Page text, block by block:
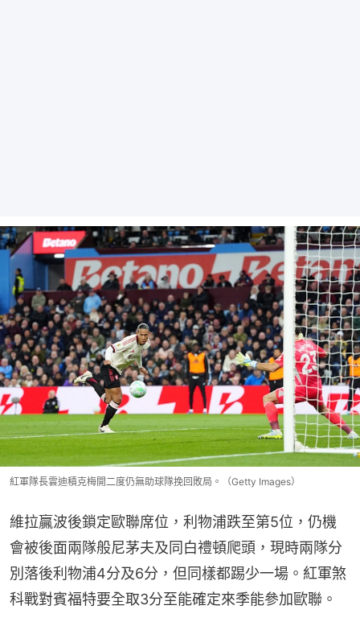
紅軍隊長雲迪積克梅開二度仍無助球隊挽回敗局。（Getty Images）
維拉贏波後鎖定歐聯席位，利物浦跌至第5位，仍機
會被後面兩隊般尼茅夫及同白禮頓爬頭，現時兩隊分
別落後利物浦4分及6分，但同樣都踢少一場。紅軍煞
科戰對賓福特要全取3分至能確定來季能參加歐聯。